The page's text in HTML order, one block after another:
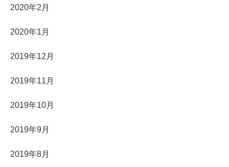
2020年2月
2020年1月
2019年12月
2019年11月
2019年10月
2019年9月
2019年8月